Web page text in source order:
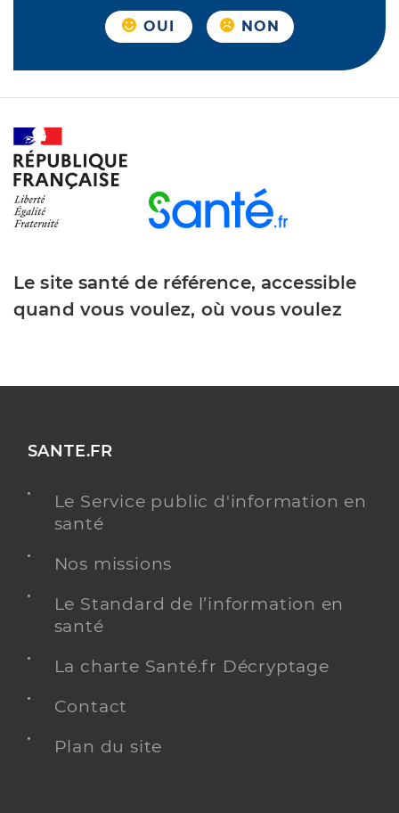
OUI NON
Le site santé de référence, accessible
quand vous voulez, où vous voulez
SANTE.FR
Le Service public d'information en
santé
Nos missions
Le Standard de l’information en
santé
La charte Santé.fr Décryptage
Contact
Plan du site